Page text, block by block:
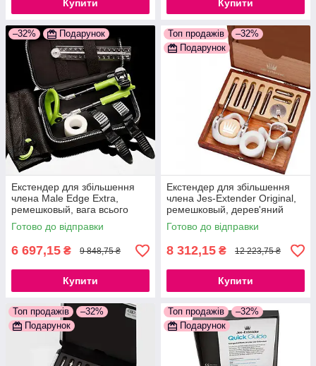
Купити Купити
–32% Подарунок
Екстендер для збільшення
члена Male Edge Extra,
ремешковый, вага всього
65гр, міцний пластик
777Store.com.ua
Готово до відправки
6 697,15 ₴ 9 848,75 ₴
Купити
Топ продажів
–32%
Подарунок
Екстендер для збільшення
члена Jes-Extender Original,
ремешковый, дерев'яний
футляр для зберігання
777Store.com.ua
Готово до відправки
8 312,15 ₴ 12 223,75 ₴
Купити
Топ продажів
–32%
Подарунок
Топ продажів
–32%
Подарунок